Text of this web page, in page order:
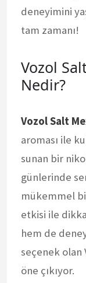
deneyimini
tam zamanı!
Vozol
Nedir?
Vozol Salt
aroması ile
sunan bir
günlerinde
mükemmel
etkisi ile
hem de
seçenek olan
öne çıkıyor.